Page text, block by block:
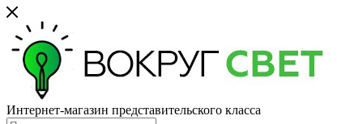
Интернет-магазин представительского класса